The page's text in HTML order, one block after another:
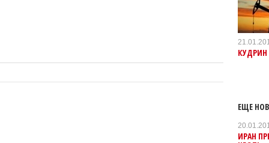
КУДРИН
ЕЩЕ
ИРАН